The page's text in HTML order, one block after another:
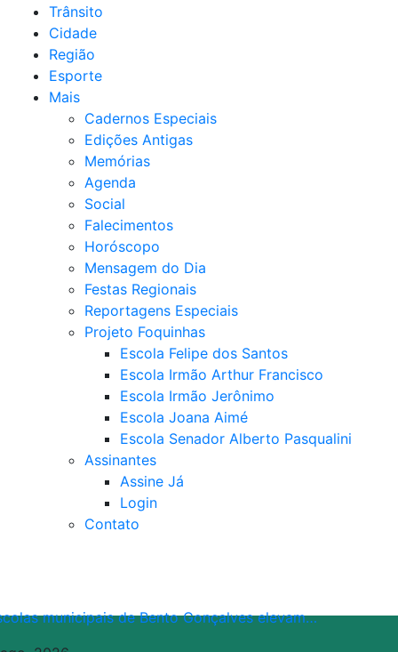
Trânsito
Cidade
Região
Esporte
Mais
Cadernos Especiais
Edições Antigas
Memórias
Agenda
Social
Falecimentos
Horóscopo
Mensagem do Dia
Festas Regionais
Reportagens Especiais
Projeto Foquinhas
Escola Felipe dos Santos
Escola Irmão Arthur Francisco
Escola Irmão Jerônimo
Escola Joana Aimé
Escola Senador Alberto Pasqualini
Assinantes
Assine Já
Login
Contato
municipais de Bento Gonçalves elevam…